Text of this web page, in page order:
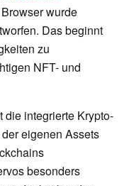
wurde
Das beginnt
zu
NFT- und
die integrierte Krypto-
eigenen Assets
besonders